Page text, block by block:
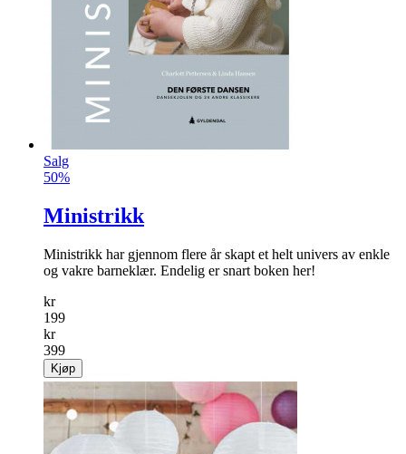
Salg
50%
Ministrikk
Ministrikk har gjennom flere år skapt et helt univers av enkle
og vakre barneklær. Endelig er snart boken her!
kr
199
kr
399
Kjøp